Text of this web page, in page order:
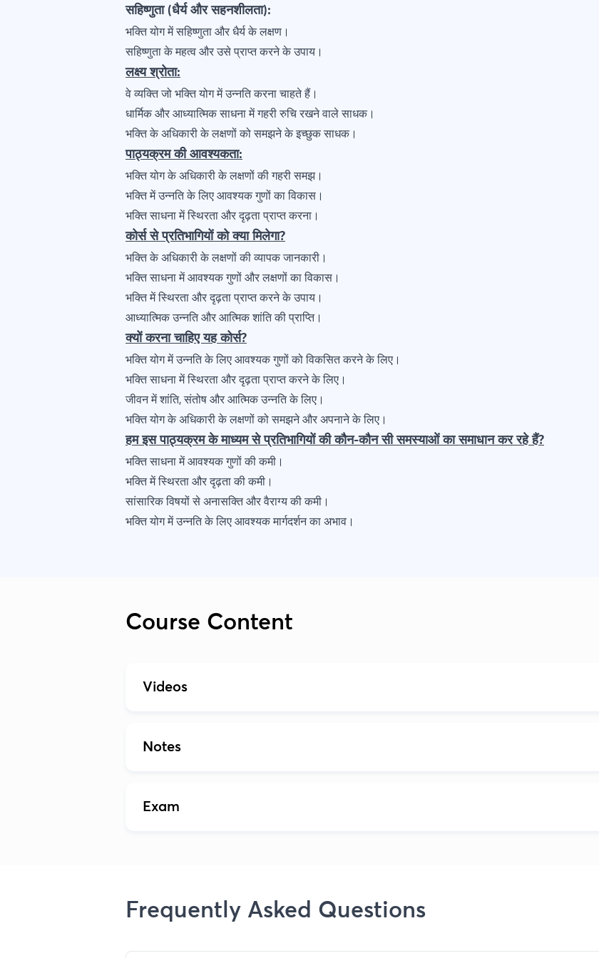
सहिष्णुता (धैर्य और सहनशीलता):
भक्ति योग में सहिष्णुता और धैर्य के लक्षण।
सहिष्णुता के महत्व और उसे प्राप्त करने के उपाय।
लक्ष्य श्रोता:
वे व्यक्ति जो भक्ति योग में उन्नति करना चाहते हैं।
धार्मिक और आध्यात्मिक साधना में गहरी रुचि रखने वाले साधक।
भक्ति के अधिकारी के लक्षणों को समझने के इच्छुक साधक।
पाठ्यक्रम की आवश्यकता:
भक्ति योग के अधिकारी के लक्षणों की गहरी समझ।
भक्ति में उन्नति के लिए आवश्यक गुणों का विकास।
भक्ति साधना में स्थिरता और दृढ़ता प्राप्त करना।
कोर्स से प्रतिभागियों को क्या मिलेगा?
भक्ति के अधिकारी के लक्षणों की व्यापक जानकारी।
भक्ति साधना में आवश्यक गुणों और लक्षणों का विकास।
भक्ति में स्थिरता और दृढ़ता प्राप्त करने के उपाय।
आध्यात्मिक उन्नति और आत्मिक शांति की प्राप्ति।
क्यों करना चाहिए यह कोर्स?
भक्ति योग में उन्नति के लिए आवश्यक गुणों को विकसित करने के लिए।
भक्ति साधना में स्थिरता और दृढ़ता प्राप्त करने के लिए।
जीवन में शांति, संतोष और आत्मिक उन्नति के लिए।
भक्ति योग के अधिकारी के लक्षणों को समझने और अपनाने के लिए।
हम इस पाठ्यक्रम के माध्यम से प्रतिभागियों की कौन-कौन सी समस्याओं का समाधान कर रहे हैं?
भक्ति साधना में आवश्यक गुणों की कमी।
भक्ति में स्थिरता और दृढ़ता की कमी।
सांसारिक विषयों से अनासक्ति और वैराग्य की कमी।
भक्ति योग में उन्नति के लिए आवश्यक मार्गदर्शन का अभाव।
Course Content
Videos
Notes
Exam
Frequently Asked Questions